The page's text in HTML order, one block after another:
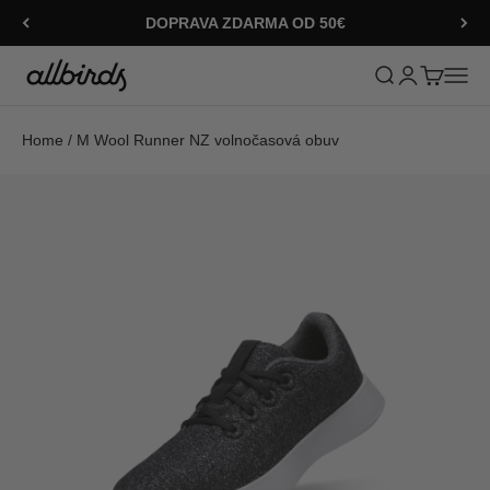
DOPRAVA ZDARMA OD 50€
Allbirds OtevřítOtevřítOtevřít
Home / M Wool Runner NZ volnočasová obuv